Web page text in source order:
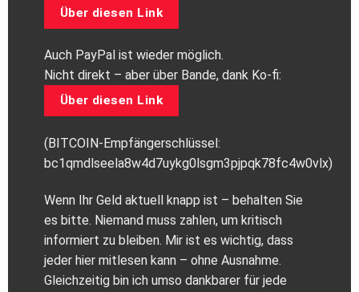
Über diesen Link
Auch PayPal ist wieder möglich.
Nicht direkt – aber über Bande, dank Ko-fi:
Über diesen Link
(BITCOIN-Empfängerschlüssel:
bc1qmdlseela8w4d7uykg0lsgm3pjpqk78fc4w0vlx)
Wenn Ihr Geld aktuell knapp ist – behalten Sie
es bitte. Niemand muss zahlen, um kritisch
informiert zu bleiben. Mir ist es wichtig, dass
jeder hier mitlesen kann – ohne Ausnahme.
Gleichzeitig bin ich umso dankbarer für jede